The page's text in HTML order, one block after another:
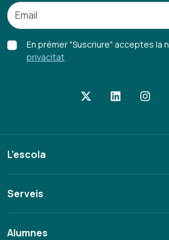
En prémer "Suscriure" acceptes la
privacitat
L’escola
Serveis
Alumnes